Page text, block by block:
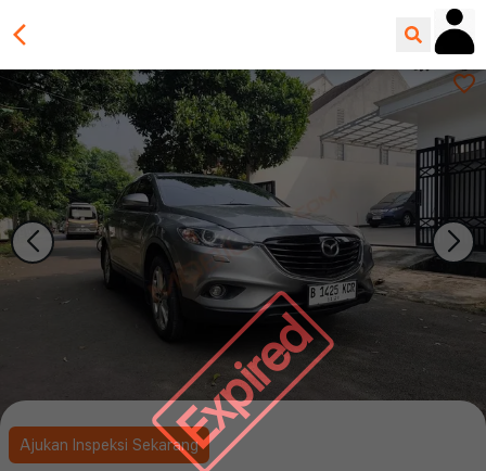
Expired
Ajukan Inspeksi Sekarang